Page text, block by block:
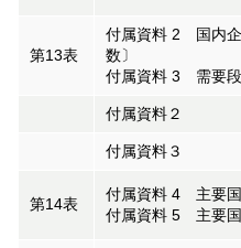
第13表
付属資料 2 国内企
数〕
付属資料 3 需要
付属資料２
付属資料３
第14表
付属資料 4 主要国
付属資料 5 主要